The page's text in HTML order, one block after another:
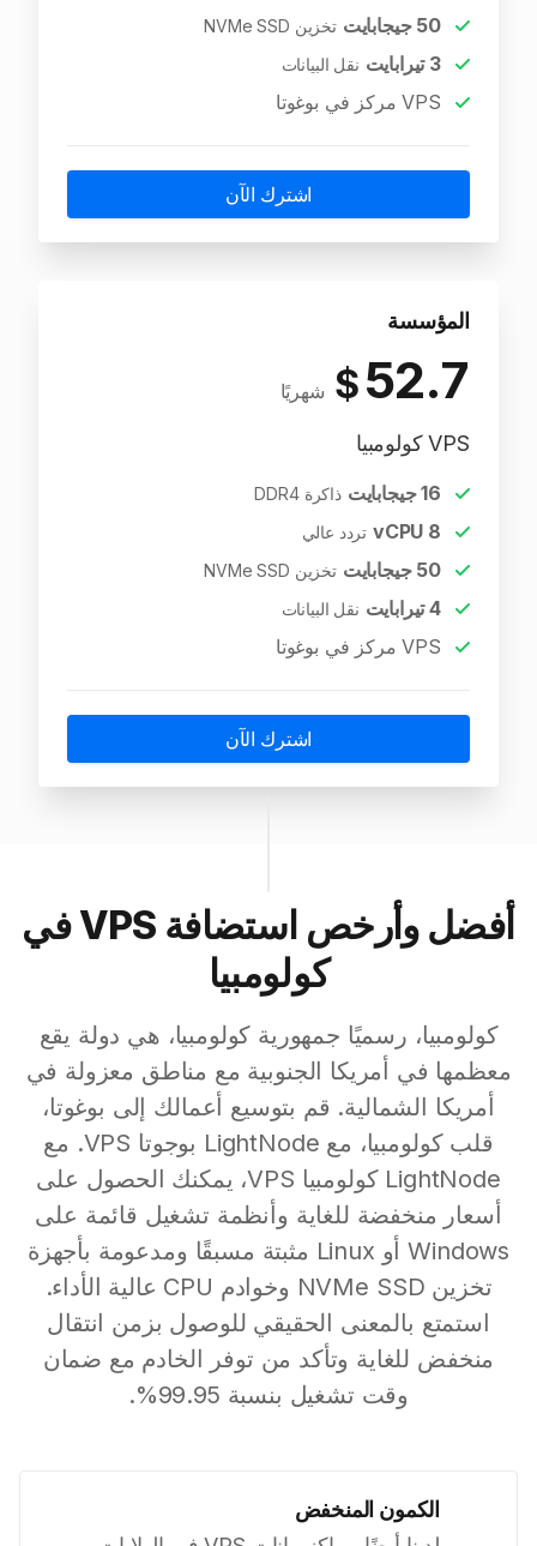
50 جيجابايت تخزين NVMe SSD
3 تيرابايت نقل البيانات
VPS مركز في بوغوتا
اشترك الآن
المؤسسة
52.7
$ شهريًا
VPS كولومبيا
16جيجابايت ذاكرة DDR4
8 تردد عالي
50 جيجابايت تخزين NVMe SSD
4تيرابايت نقل البيانات
VPS مركز في بوغوتا
اشترك الآن
أفضل وأرخص استضافة VPS في
كولومبيا
كولومبيا، رسميًا جمهورية كولومبيا، هي دولة يقع
معظمها في أمريكا الجنوبية مع مناطق معزولة في
أمريكا الشمالية. قم بتوسيع أعمالك إلى بوغوتا،
قلب كولومبيا، مع LightNode بوجوتا VPS. مع
LightNode كولومبيا VPS، يمكنك الحصول على
أسعار منخفضة للغاية وأنظمة تشغيل قائمة على
Windows أو Linux مثبتة مسبقًا ومدعومة بأجهزة
تخزين NVMe SSD وخوادم CPU عالية الأداء.
استمتع بالمعنى الحقيقي للوصول بزمن انتقال
منخفض للغاية وتأكد من توفر الخادم مع ضمان
وقت تشغيل بنسبة 99.95%.
الكمون المنخفض